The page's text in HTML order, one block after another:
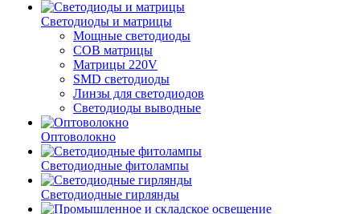
Светодиоды и матрицы
Мощные светодиоды
COB матрицы
Матрицы 220V
SMD светодиоды
Линзы для светодиодов
Светодиоды выводные
Оптоволокно
Светодиодные фитолампы
Светодиодные гирлянды